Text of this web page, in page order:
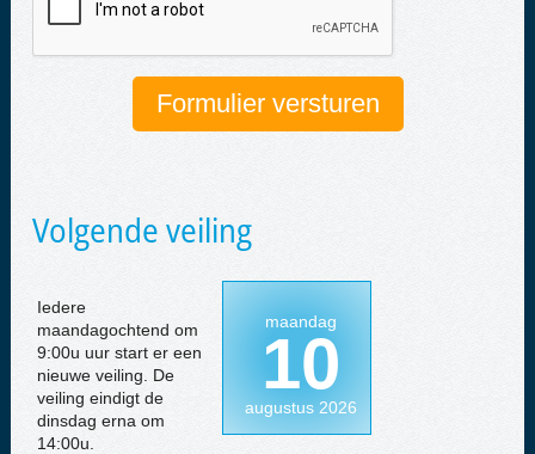
Volgende veiling
Iedere
maandagochtend om
9:00u uur start er een
nieuwe veiling. De
veiling eindigt de
dinsdag erna om
14:00u.
maandag
10
augustus 2026